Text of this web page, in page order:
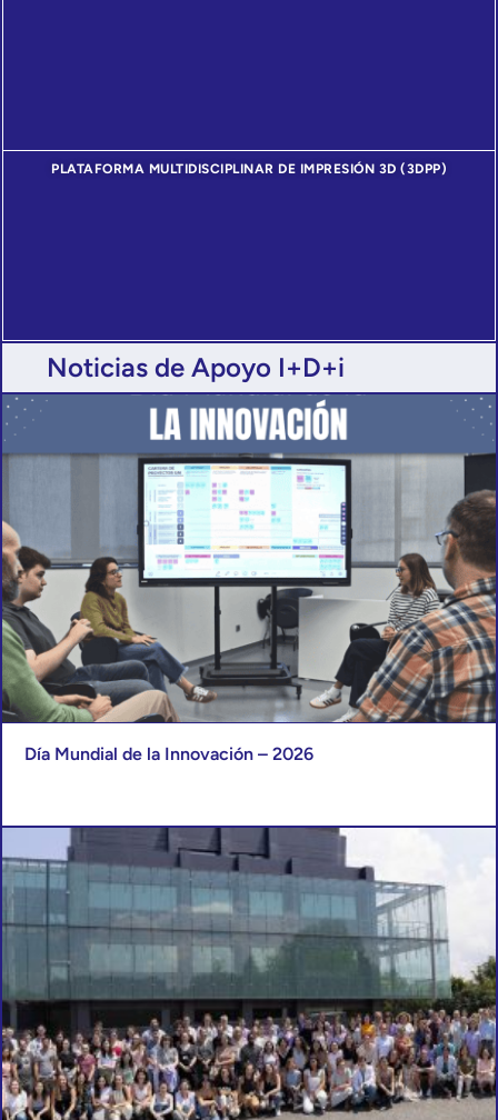
PLATAFORMA MULTIDISCIPLINAR DE IMPRESIÓN 3D (3DPP)
Noticias de Apoyo I+D+i
Día Mundial de la Innovación – 2026